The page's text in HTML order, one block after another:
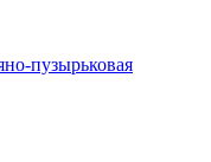
пузырьковая